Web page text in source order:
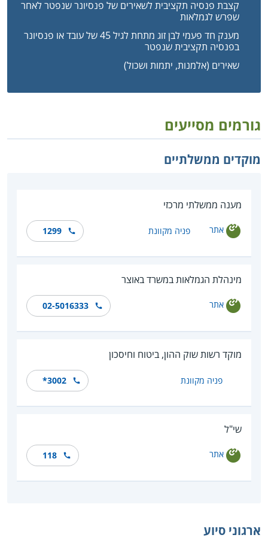
קצבת פנסיה תקציבית לשאירים של פנסיונר שנפטר לאחר
שפרש לגמלאות
מענק חד פעמי לבן זוג מתחת לגיל 45 של עובד או פנסיונר
בפנסיה תקציבית שנפטר
שאירים (אלמנות, יתמות ושכול)
גורמים מסייעים
מוקדים ממשלתיים
מענה ממשלתי מרכזי
אתר פניה מקוונת 1299
מינהלת הגמלאות במשרד באוצר
אתר 02-5016333
מוקד רשות שוק ההון, ביטוח וחיסכון
פניה מקוונת *‎3002
שי"ל
אתר 118
ארגוני סיוע